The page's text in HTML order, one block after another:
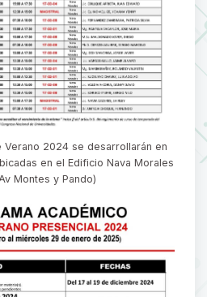
2024 se desarrollarán en
en el Edificio Nava Morales
Montes y Pando)